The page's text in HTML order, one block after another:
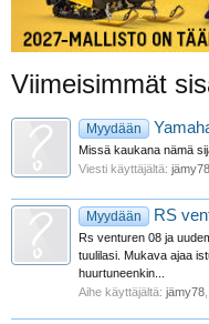
Viimeisimmät
Myydään
Missä kaukana nämä
Viesti käyttäjältä: jämy78
Myydään RS
Rs venturen 08 ja
tuulilasi. Mukava ajaa
huurtuneenkin...
Aihe käyttäjältä: jämy78